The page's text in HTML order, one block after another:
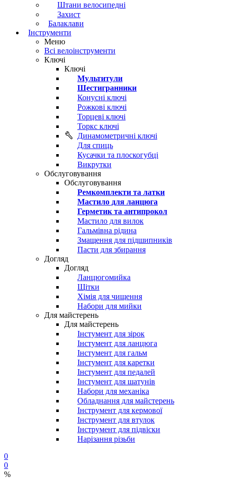
Штани велосипедні
Захист
Балаклави
Інструменти
Меню
Всі велоінструменти
Ключі
Ключі
Мультитули
Шестигранники
Конусні ключі
Рожкові ключі
Торцеві ключі
Торкс ключі
Динамометричні ключі
Для спиць
Кусачки та плоскогубці
Викрутки
Обслуговування
Обслуговування
Ремкомплекти та латки
Мастило для ланцюга
Герметик та антипрокол
Мастило для вилок
Гальмівна рідина
Змащення для підшипників
Пасти для збирання
Догляд
Догляд
Ланцюгомийка
Щітки
Хімія для чищення
Набори для мийки
Для майстерень
Для майстерень
Інстумент для зірок
Інстумент для ланцюга
Інстумент для гальм
Інстумент для каретки
Інстумент для педалей
Інстумент для шатунів
Набори для механіка
Обладнання для майстерень
Інструмент для кермової
Інструмент для втулок
Інструмент для підвіски
Нарізання різьби
0
0
%